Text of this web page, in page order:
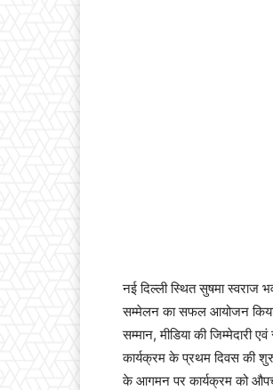
नई दिल्ली स्थित सुषमा स्वराज
सम्मेलन का सफल आयोजन किया
सम्मान, मीडिया की जिम्मेदारी
कार्यक्रम के प्रथम दिवस की
के आगमन पर कार्यक्रम को